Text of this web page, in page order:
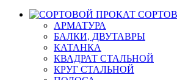
АРМАТУРА
БАЛКИ, ДВУТАВРЫ
КАТАНКА
КВАДРАТ СТАЛЬНОЙ
КРУГ СТАЛЬНОЙ